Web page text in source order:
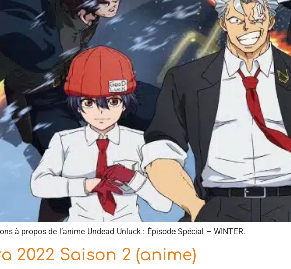
à propos de l’anime Undead Unluck : Épisode Spécial – WINTER.
2022 Saison 2 (anime)